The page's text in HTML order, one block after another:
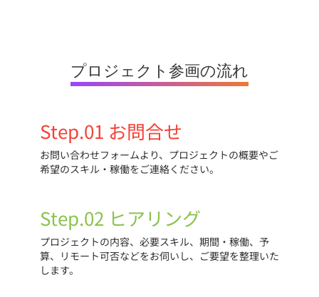
プロジェクト参画の流れ
Step.01 お問合せ
お問い合わせフォームより、プロジェクトの概要やご
希望のスキル・稼働をご連絡ください。
Step.02 ヒアリング
プロジェクトの内容、必要スキル、期間・稼働、予
算、リモート可否などをお伺いし、ご要望を整理いた
します。